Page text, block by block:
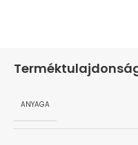
ANYAGA